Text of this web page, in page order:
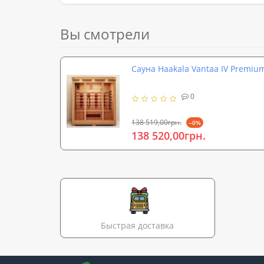
Вы смотрели
Сауна Haakala Vantaa IV
0
138 519,00грн. --0%
138 520,00грн.
Быстрая доставка